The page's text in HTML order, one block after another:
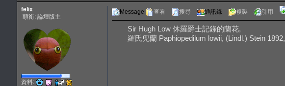
felix
頭銜: 論壇版主
資料:
Message 查看 搜尋 通訊錄 複製 引用
Sir Hugh Low 休羅爵士記錄的蘭花,
羅氏兜蘭 Paphiopedilum lowii, (Lindl.) Stein 1892,